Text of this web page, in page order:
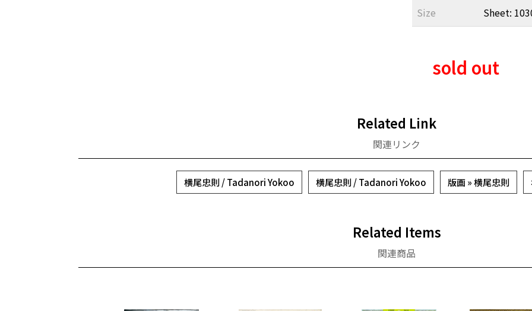
Size
Sheet:
sold out
Related Link
関連リンク
横尾忠則 / Tadanori Yokoo 横尾忠則 / Tadanori Yokoo 版画 » 横尾忠則
Related Items
関連商品